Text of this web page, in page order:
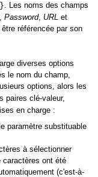
. Les noms des champs
Password, URL et
référencée par son
diverses options
le nom du champ,
options, alors les
paires clé-valeur,
en charge :
paramètre substituable
à sélectionner
ont été
(c'est-à-